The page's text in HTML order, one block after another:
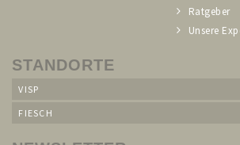
Ratgeber
Unsere
STANDORTE
VISP
FIESCH